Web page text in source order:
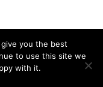
you the best
to use this site we
with it.